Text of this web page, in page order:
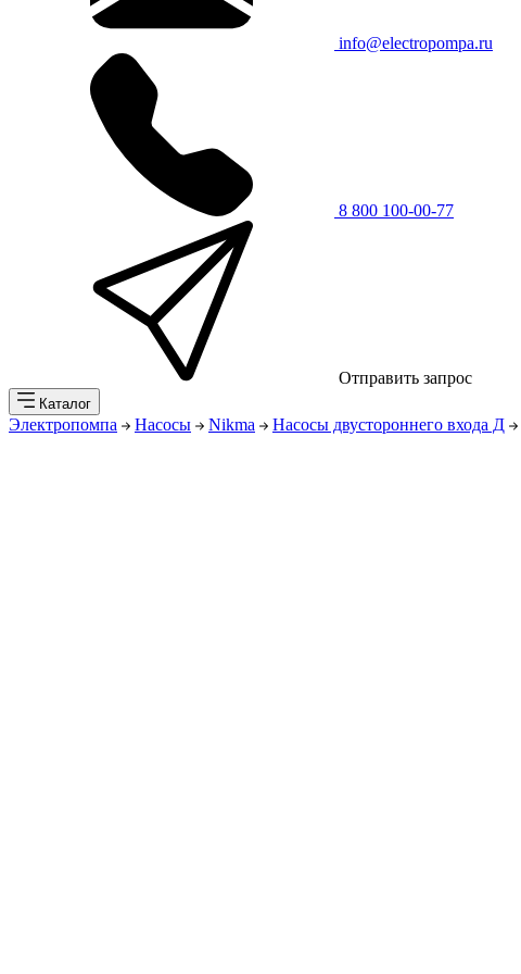
info@electropompa.ru
8 800 100-00-77
Отправить запрос
Каталог
Электропомпа Насосы Nikma Насосы двустороннего входа Д